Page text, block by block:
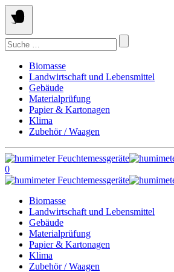
Springe
zum
Inhalt
Suchen
nach:
Biomasse
Landwirtschaft und Lebensmittel
Gebäude
Materialprüfung
Papier & Kartonagen
Klima
Zubehör / Waagen
0
Biomasse
Landwirtschaft und Lebensmittel
Gebäude
Materialprüfung
Papier & Kartonagen
Klima
Zubehör / Waagen